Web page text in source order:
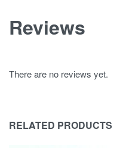
Reviews
There are no reviews yet.
RELATED PRODUCTS